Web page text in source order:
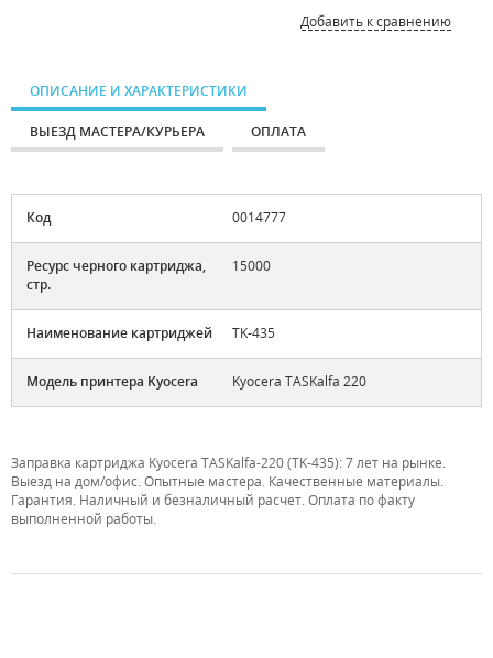
Добавить к сравнению
ОПИСАНИЕ И ХАРАКТЕРИСТИКИ
ВЫЕЗД МАСТЕРА/КУРЬЕРА ОПЛАТА
Код 0014777
Ресурс черного картриджа,
стр.
15000
Наименование картриджей TK-435
Модель принтера Kyocera Kyocera TASKalfa 220
Заправка картриджа Kyocera TASKalfa-220 (TK-435): 7 лет на рынке.
Выезд на дом/офис. Опытные мастера. Качественные материалы.
Гарантия. Наличный и безналичный расчет. Оплата по факту
выполненной работы.